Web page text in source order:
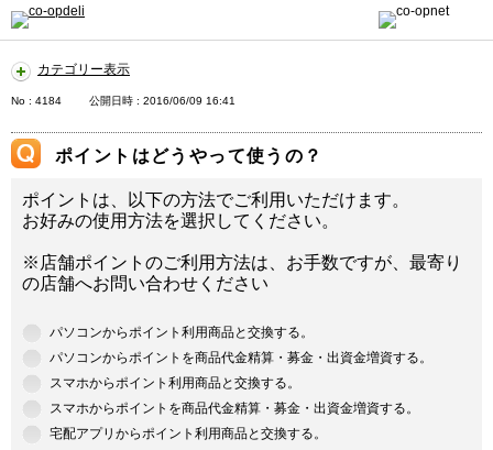
カテゴリー表示
No : 4184 公開日時 : 2016/06/09 16:41
ポイントはどうやって使うの？
ポイントは、以下の方法でご利用いただけます。
お好みの使用方法を選択してください。
※店舗ポイントのご利用方法は、お手数ですが、最寄り
の店舗へお問い合わせください
パソコンからポイント利用商品と交換する。
パソコンからポイントを商品代金精算・募金・出資金増資する。
スマホからポイント利用商品と交換する。
スマホからポイントを商品代金精算・募金・出資金増資する。
宅配アプリからポイント利用商品と交換する。